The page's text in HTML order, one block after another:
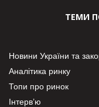
ТЕМИ
Новини України та
Аналітика ринку
Топи про ринок
Інтерв’ю